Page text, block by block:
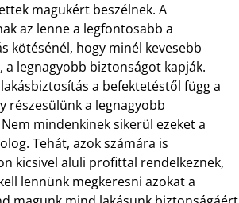
magukért beszélnek. A
az lenne a legfontosabb a
kötésénél, hogy minél kevesebb
a legnagyobb biztonságot kapják.
a befektetéstől függ a
részesülünk a legnagyobb
mindenkinek sikerül ezeket a
Tehát, azok számára is
kicsivel aluli profittal rendelkeznek,
lennünk megkeresni azokat a